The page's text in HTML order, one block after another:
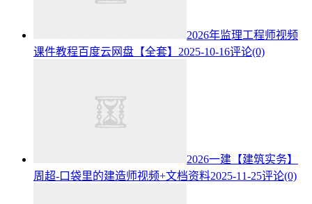
2026年监理工程师视频
课件教程百度云网盘【全套】 2025-10-16评论(0)
2026一建【建筑实务】
周超-口袋里的建造师视频+文档资料2025-11-25评论(0)